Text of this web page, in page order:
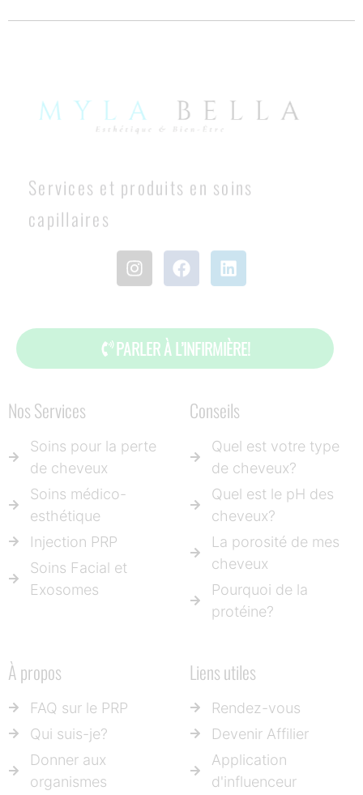
Services et produits en soins
capillaires
PARLER À L’INFIRMIÈRE!
Nos Services
Soins pour la perte
de cheveux
Soins médico-
esthétique
Injection PRP
Soins Facial et
Exosomes
Conseils
Quel est votre type
de cheveux?
Quel est le pH des
cheveux?
La porosité de mes
cheveux
Pourquoi de la
protéine?
À propos
FAQ sur le PRP
Qui suis-je?
Donner aux
organismes
Liens utiles
Rendez-vous
Devenir Affilier
Application
d'influenceur